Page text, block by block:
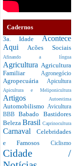
Cadernos
3a. Idade Acontece
Aqui Acões Sociais
Afinando a língua
Agricultura Agricultura
Familiar Agronegócio
Agropecuária Apicultura
Apicultura e Meliponicultura
Artigos Autoestima
Automobilismo Avicultura
BBBBabado Bastidores
Beleza Brasil Caprinocultura
Carnaval Celebridades
e Famosos Ciclismo
Cidade /